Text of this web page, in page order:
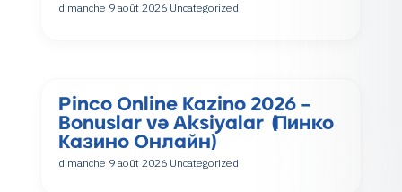
dimanche 9 août 2026 Uncategorized
Pinco Online Kazino 2026 –
Bonuslar və Aksiyalar (Пинко
Казино Онлайн)
dimanche 9 août 2026 Uncategorized